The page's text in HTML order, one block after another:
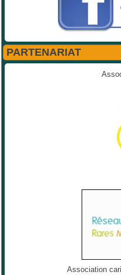
PARTENARIAT
Association